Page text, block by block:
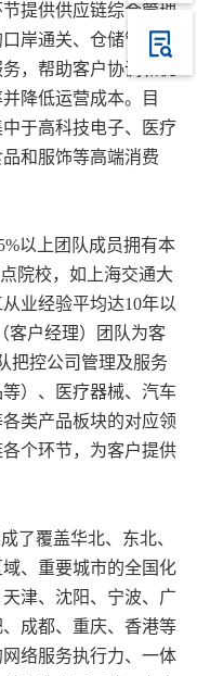
提供供应链综合管理
岸通关、仓储管理、
，帮助客户协调和优
降低运营成本。目
于高科技电子、医疗
和服饰等高端消费
以上团队成员拥有本
院校，如上海交通大
业经验平均达10年以
客户经理）团队为客
把控公司管理及服务
）、医疗器械、汽车
类产品板块的对应领
个环节，为客户提供
覆盖华北、东北、
、重要城市的全国化
津、沈阳、宁波、广
成都、重庆、香港等
络服务执行力、一体